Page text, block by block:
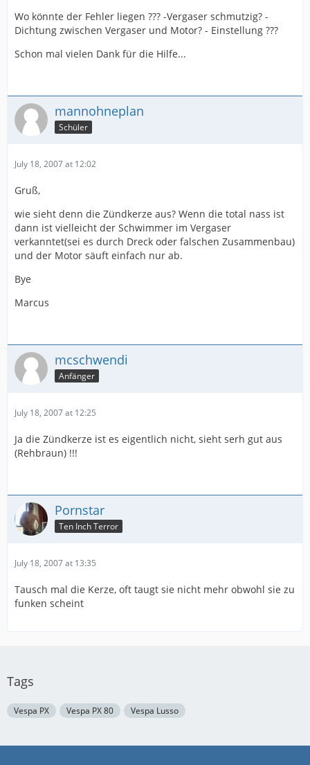
Wo könnte der Fehler liegen ??? -Vergaser schmutzig? -
Dichtung zwischen Vergaser und Motor? - Einstellung ???
Schon mal vielen Dank für die Hilfe...
mannohneplan
Schüler
July 18, 2007 at 12:02
Gruß,
wie sieht denn die Zündkerze aus? Wenn die total nass ist
dann ist vielleicht der Schwimmer im Vergaser
verkanntet(sei es durch Dreck oder falschen Zusammenbau)
und der Motor säuft einfach nur ab.
Bye
Marcus
mcschwendi
Anfänger
July 18, 2007 at 12:25
Ja die Zündkerze ist es eigentlich nicht, sieht serh gut aus
(Rehbraun) !!!
Pornstar
Ten Inch Terror
July 18, 2007 at 13:35
Tausch mal die Kerze, oft taugt sie nicht mehr obwohl sie zu
funken scheint
Tags
Vespa PX Vespa PX 80 Vespa Lusso